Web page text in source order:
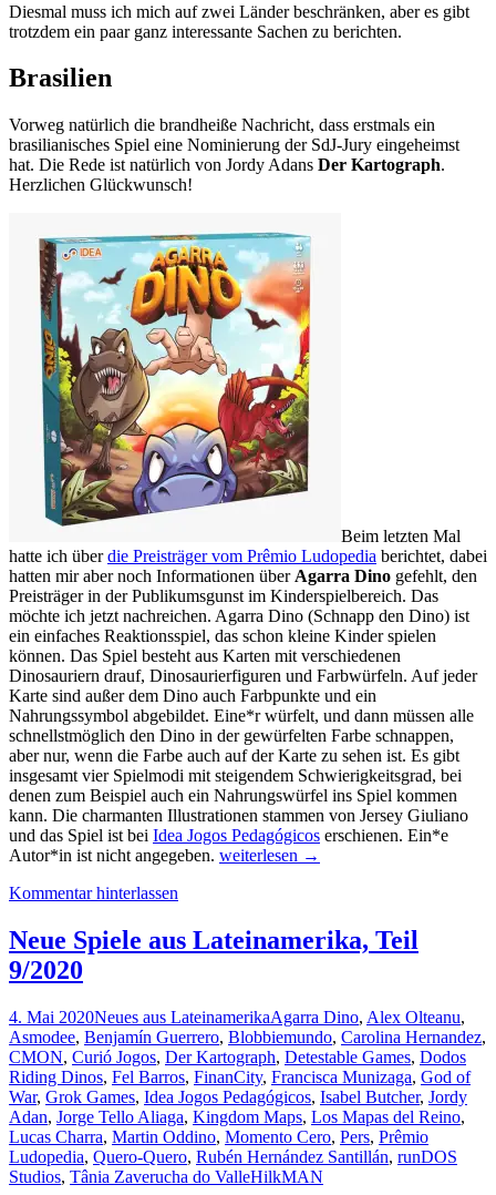
Diesmal muss ich mich auf zwei Länder beschränken, aber es gibt
trotzdem ein paar ganz interessante Sachen zu berichten.
Brasilien
Vorweg natürlich die brandheiße Nachricht, dass erstmals ein
brasilianisches Spiel eine Nominierung der SdJ-Jury eingeheimst
hat. Die Rede ist natürlich von Jordy Adans Der Kartograph.
Herzlichen Glückwunsch!
Beim letzten Mal
hatte ich überdie Preisträger vom Prêmio Ludopedia berichtet, dabei
hatten mir aber noch Informationen über Agarra Dino gefehlt, den
Preisträger in der Publikumsgunst im Kinderspielbereich. Das
möchte ich jetzt nachreichen. Agarra Dino (Schnapp den Dino) ist
ein einfaches Reaktionsspiel, das schon kleine Kinder spielen
können. Das Spiel besteht aus Karten mit verschiedenen
Dinosauriern drauf, Dinosaurierfiguren und Farbwürfeln. Auf jeder
Karte sind außer dem Dino auch Farbpunkte und ein
Nahrungssymbol abgebildet. Eine*r würfelt, und dann müssen alle
schnellstmöglich den Dino in der gewürfelten Farbe schnappen,
aber nur, wenn die Farbe auch auf der Karte zu sehen ist. Es gibt
insgesamt vier Spielmodi mit steigendem Schwierigkeitsgrad, bei
denen zum Beispiel auch ein Nahrungswürfel ins Spiel kommen
kann. Die charmanten Illustrationen stammen von Jersey Giuliano
und das Spiel ist bei Idea Jogos Pedagógicos erschienen. Ein*e
Autor*in ist nicht angegeben. Neue
Teil
10/2020
weiterlesen →
Kommentar hinterlassen
Neue Spiele aus Lateinamerika, Teil
9/2020
4. Mai 2020Neues aus LateinamerikaAgarra Dino, Alex Olteanu,
Asmodee, Benjamín Guerrero, Blobbiemundo, Carolina Hernandez,
CMON, Curió Jogos, Der Kartograph, Detestable Games, Dodos
Riding Dinos, Fel Barros, FinanCity, Francisca Munizaga, God of
War, Grok Games, Idea Jogos Pedagógicos, Isabel Butcher, Jordy
Adan, Jorge Tello Aliaga, Kingdom Maps, Los Mapas del Reino,
Lucas Charra, Martin Oddino, Momento Cero, Pers, Prêmio
Ludopedia, Quero-Quero, Rubén Hernández Santillán, runDOS
Studios, Tânia Zaverucha do ValleHilkMAN